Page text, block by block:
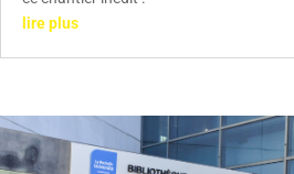
lire plus